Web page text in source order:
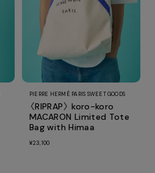
PIERRE HERMÉ PARIS SWEET GOODS
〈RIPRAP〉 koro-koro
MACARON Limited Tote
Bag with Himaa
¥23,100